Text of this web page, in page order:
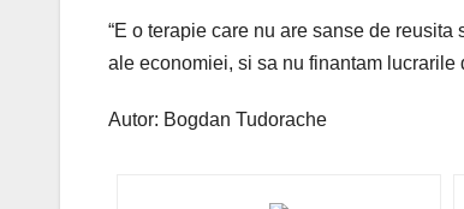
“E o terapie care nu are sanse de
ale economiei, si sa nu finantam lucrarile
Autor: Bogdan Tudorache